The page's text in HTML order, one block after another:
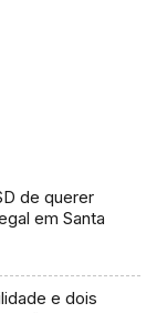
em Santa
e dois